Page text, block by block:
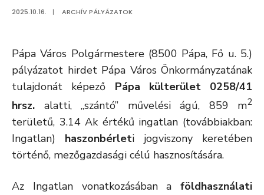
2025.10.16. | ARCHÍV PÁLYÁZATOK
Pápa Város Polgármestere (8500 Pápa, Fő u. 5.)
pályázatot hirdet Pápa Város Önkormányzatának
tulajdonát képező Pápa külterület 0258/41
hrsz. alatti, „szántó” művelési ágú, 859 m2
területű, 3.14 Ak értékű ingatlan (továbbiakban:
Ingatlan) haszonbérleti jogviszony keretében
történő, mezőgazdasági célú hasznosítására.
Az Ingatlan vonatkozásában a földhasználati